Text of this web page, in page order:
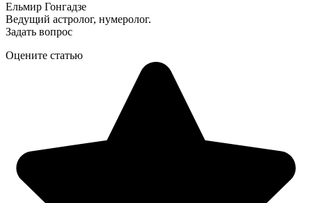
Ельмир Гонгадзе
Ведущий астролог, нумеролог.
Задать вопрос
Оцените статью